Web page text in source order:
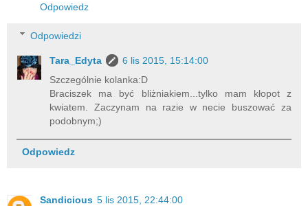
Odpowiedz
Odpowiedzi
Tara_Edyta
6 lis 2015, 15:14:00
Szczególnie kolanka:D
Braciszek ma być bliżniakiem...tylko mam kłopot z
kwiatem. Zaczynam na razie w necie buszować za
podobnym;)
Odpowiedz
Sandicious 5 lis 2015, 22:44:00